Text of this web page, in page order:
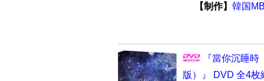
【制作】 韓国
『當你沉睡
版）』 DVD 全4枚